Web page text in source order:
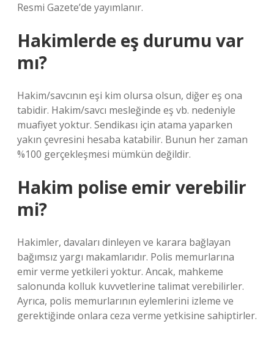
Resmi Gazete’de yayımlanır.
Hakimlerde eş durumu var
mı?
Hakim/savcının eşi kim olursa olsun, diğer eş ona
tabidir. Hakim/savcı mesleğinde eş vb. nedeniyle
muafiyet yoktur. Sendikası için atama yaparken
yakın çevresini hesaba katabilir. Bunun her zaman
%100 gerçekleşmesi mümkün değildir.
Hakim polise emir verebilir
mi?
Hakimler, davaları dinleyen ve karara bağlayan
bağımsız yargı makamlarıdır. Polis memurlarına
emir verme yetkileri yoktur. Ancak, mahkeme
salonunda kolluk kuvvetlerine talimat verebilirler.
Ayrıca, polis memurlarının eylemlerini izleme ve
gerektiğinde onlara ceza verme yetkisine sahiptirler.